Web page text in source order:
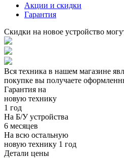
Акции и скидки
Гарантия
Скидки на новое устройство
Вся техника в нашем магазине
покупке вы получаете
Гарантия на
новую технику
1 год
На Б/У устройства
6 месяцев
На всю остальную
новую технику 1 год
Детали цены